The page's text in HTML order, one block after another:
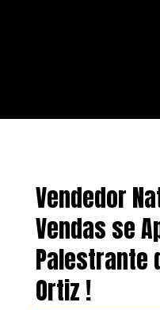
Vendedor
Vendas se
Palestrante
Ortiz !